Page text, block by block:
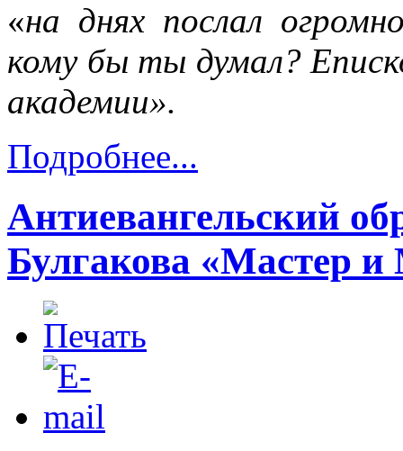
«на днях послал
кому бы ты думал?
академии».
Подробнее...
Антиевангельский
Булгакова «Мастер